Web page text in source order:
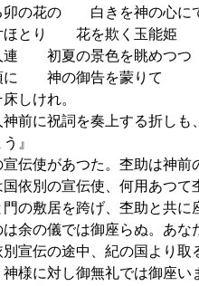
卯の花の 白きを神の心に
ほとり 花を欺く玉能姫
連 初夏の景色を眺めつつ
に 神の御告を蒙りて
しけれ。
前に祝詞を奏上する折しも
』
伝使があつた。杢助は神前
国依別の宣伝使、何用あつて
の敷居を跨げ、杢助と共に
は余の儀では御座らぬ。あ
宣伝の途中、紀の国より
様に対し御無礼では御座い